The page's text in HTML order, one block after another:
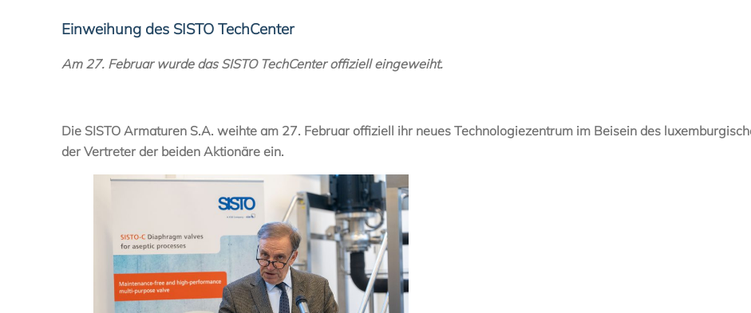
Einweihung des SISTO TechCenter
Am 27. Februar wurde das SISTO TechCenter offiziell eingeweiht.
Die SISTO Armaturen S.A. weihte am 27. Februar offiziell ihr neues Technologiezentrum im Beisein des
der Vertreter der beiden Aktionäre ein.